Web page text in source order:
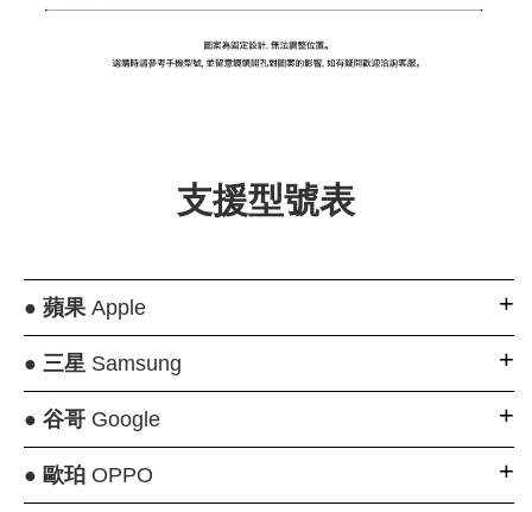
+NT$ 159
-
支援型號表
● 蘋果Apple
● 三星Samsung
● 谷哥Google
● 歐珀OPPO